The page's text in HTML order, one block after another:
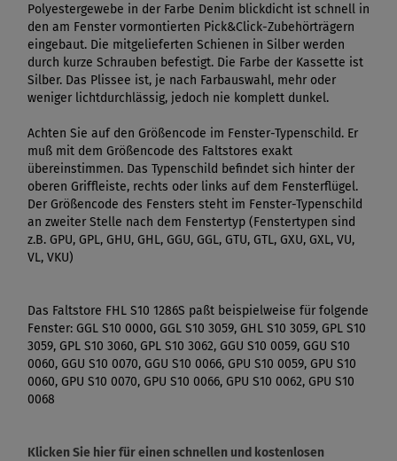
Polyestergewebe in der Farbe Denim blickdicht ist schnell in
den am Fenster vormontierten Pick&Click-Zubehörträgern
eingebaut. Die mitgelieferten Schienen in Silber werden
durch kurze Schrauben befestigt. Die Farbe der Kassette ist
Silber. Das Plissee ist, je nach Farbauswahl, mehr oder
weniger lichtdurchlässig, jedoch nie komplett dunkel.
Achten Sie auf den Größencode im Fenster-Typenschild. Er
muß mit dem Größencode des Faltstores exakt
übereinstimmen. Das Typenschild befindet sich hinter der
oberen Griffleiste, rechts oder links auf dem Fensterflügel.
Der Größencode des Fensters steht im Fenster-Typenschild
an zweiter Stelle nach dem Fenstertyp (Fenstertypen sind
z.B. GPU, GPL, GHU, GHL, GGU, GGL, GTU, GTL, GXU, GXL, VU,
VL, VKU)
Das Faltstore FHL S10 1286S paßt beispielweise für folgende
Fenster: GGL S10 0000, GGL S10 3059, GHL S10 3059, GPL S10
3059, GPL S10 3060, GPL S10 3062, GGU S10 0059, GGU S10
0060, GGU S10 0070, GGU S10 0066, GPU S10 0059, GPU S10
0060, GPU S10 0070, GPU S10 0066, GPU S10 0062, GPU S10
0068
Klicken Sie hier für einen schnellen und kostenlosen